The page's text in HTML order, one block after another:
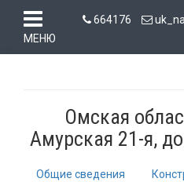
МЕНЮ
664176
Омская
Амурская 21-я,
Общие сведения